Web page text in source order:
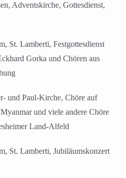
Adventskirche, Gottesdienst,
St. Lamberti, Festgottesdienst
Gorka und Chören aus
und Paul-Kirche, Chöre auf
und viele andere Chöre
Land-Alfeld
St. Lamberti, Jubiläumskonzert